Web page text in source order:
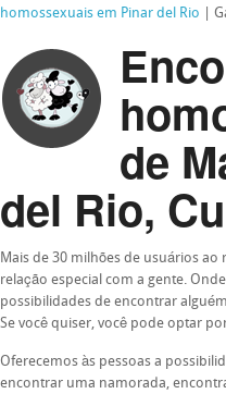
homossexuais em Pinar del Rio |
de
del Rio,
Mais de 30 milhões de usuários
relação especial com a gente.
possibilidades de encontrar
Se você quiser, você pode optar
Oferecemos às pessoas a
encontrar uma namorada,